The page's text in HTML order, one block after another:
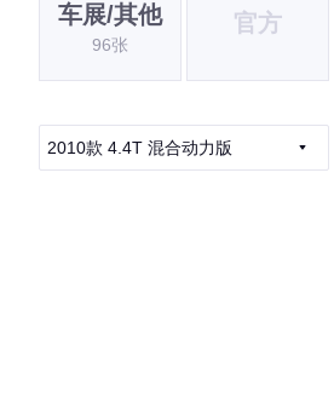
车展/其他
96张
官方
2010款 4.4T 混合动力版